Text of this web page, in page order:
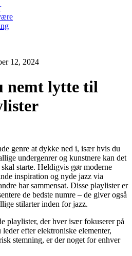
12, 2024
nemt lytte til
genre at dykke ned i, især hvis du
undergenrer og kunstnere kan det
starte. Heldigvis gør moderne
inspiration og nyde jazz via
har sammensat. Disse playlister er
de bedste numre – de giver også
stilarter inden for jazz.
playlister, der hver især fokuserer på
efter elektroniske elementer,
stemning, er der noget for enhver